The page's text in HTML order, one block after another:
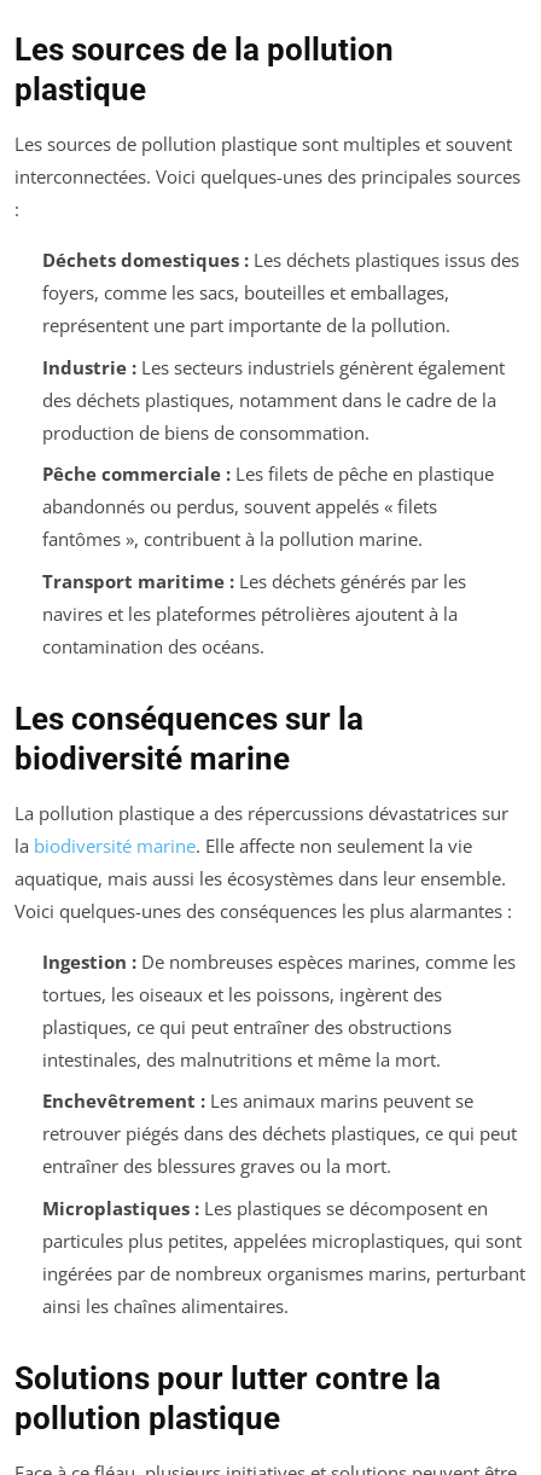
Les sources de la pollution
plastique
Les sources de pollution plastique sont multiples et souvent
interconnectées. Voici quelques-unes des principales sources
:
Déchets domestiques :Les déchets plastiques issus des
foyers, comme les sacs, bouteilles et emballages,
représentent une part importante de la pollution.
Industrie :Les secteurs industriels génèrent également
des déchets plastiques, notamment dans le cadre de la
production de biens de consommation.
Pêche commerciale :Les filets de pêche en plastique
abandonnés ou perdus, souvent appelés « filets
fantômes », contribuent à la pollution marine.
Transport maritime :Les déchets générés par les
navires et les plateformes pétrolières ajoutent à la
contamination des océans.
Les conséquences sur la
biodiversité marine
La pollution plastique a des répercussions dévastatrices sur
la biodiversité marine. Elle affecte non seulement la vie
aquatique, mais aussi les écosystèmes dans leur ensemble.
Voici quelques-unes des conséquences les plus alarmantes :
Ingestion :De nombreuses espèces marines, comme les
tortues, les oiseaux et les poissons, ingèrent des
plastiques, ce qui peut entraîner des obstructions
intestinales, des malnutritions et même la mort.
Enchevêtrement :Les animaux marins peuvent se
retrouver piégés dans des déchets plastiques, ce qui peut
entraîner des blessures graves ou la mort.
Microplastiques :Les plastiques se décomposent en
particules plus petites, appelées microplastiques, qui sont
ingérées par de nombreux organismes marins, perturbant
ainsi les chaînes alimentaires.
Solutions pour lutter contre la
pollution plastique